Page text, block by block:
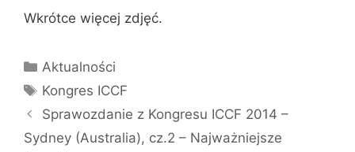
Wkrótce więcej zdjęć.
Kategorie
Aktualności
Tagi
Kongres ICCF
Sprawozdanie z Kongresu ICCF 2014 –
Sydney (Australia), cz.2 – Najważniejsze